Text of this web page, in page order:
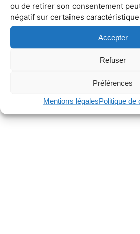
ou de retirer son consentement
négatif sur certaines
Accepter
Refuser
Préférences
Mentions légalesPolitique de